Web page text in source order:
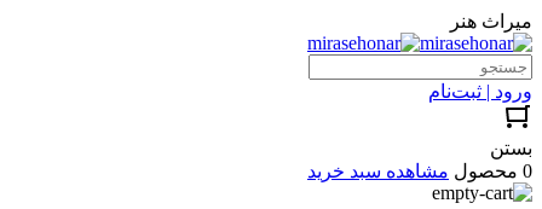
میراث هنر
ورود | ثبت‌نام
بستن
0 محصول
مشاهده سبد خرید